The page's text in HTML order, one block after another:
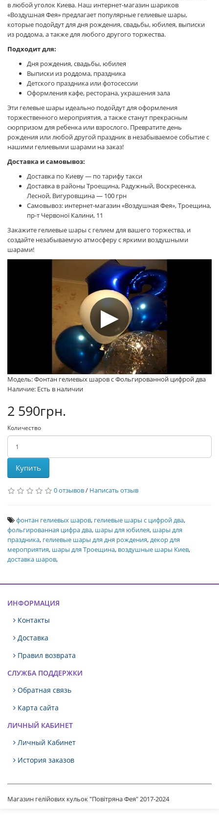
в любой уголок Киева. Наш интернет-магазин шариков
«Воздушная Фея» предлагает популярные гелиевые шары,
которые подойдут для дня рождения, свадьбы, юбилея, выписки
из роддома, а также для любого другого торжества.
Подходит для:
Дня рождения, свадьбы, юбилея
Выписки из роддома, праздника
Детского праздника или фотосессии
Оформления кафе, ресторана, украшения зала
Эти гелевые шары идеально подойдут для оформления
торжественного мероприятия, а также станут прекрасным
сюрпризом для ребенка или взрослого. Превратите день
рождения или любой другой праздник в незабываемое событие с
нашими гелиевыми шарами на заказ!
Доставка и самовывоз:
Доставка по Киеву — по тарифу такси
Доставка в районы Троещина, Радужный, Воскресенка,
Лесной, Вигуровщина — 100 грн
Самовывоз: интернет-магазин «Воздушная Фея», Троещина,
пр-т Червоної Калини, 11
Закажите гелиевые шары с гелием для вашего торжества, и
создайте незабываемую атмосферу с яркими воздушными
шарами!
Модель: Фонтан гелиевых шаров с Фольгированной цифрой два
Наличие: Есть в наличии
2 590грн.
Количество
Купить
0 отзывов/ Написать отзыв
фонтан гелиевых шаров, гелиевые шары с цифрой два,
фольгированная цифра два, шары для юбилея, шары для
праздника, гелиевые шары для дня рождения,декор для
мероприятия, шары для Троещина, воздушные шары Киев,
доставка шаров,
ИНФОРМАЦИЯ
Контакты
Доставка
Правил возврата
СЛУЖБА ПОДДЕРЖКИ
Обратная связь
Карта сайта
ЛИЧНЫЙ КАБИНЕТ
Личный Кабинет
История заказов
Магазин гелійових кульок "Повітряна Фея" 2017-2024